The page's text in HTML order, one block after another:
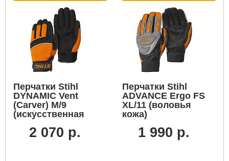
Перчатки Stihl
DYNAMIC Vent
(Carver) M/9
(искусственная
2 070 р.
Перчатки Stihl
ADVANCE Ergo FS
XL/11 (воловья
кожа)
1 990 р.